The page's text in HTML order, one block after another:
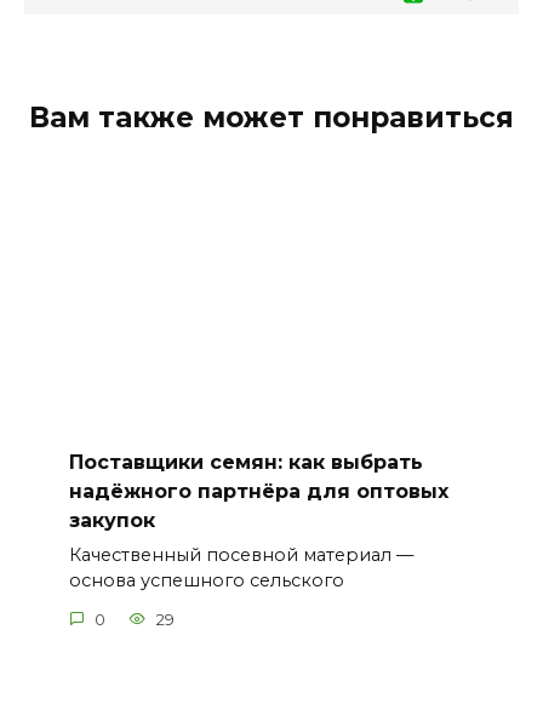
Вам также может понравиться
Поставщики семян: как выбрать
надёжного партнёра для оптовых
закупок
Качественный посевной материал —
основа успешного сельского
0 29